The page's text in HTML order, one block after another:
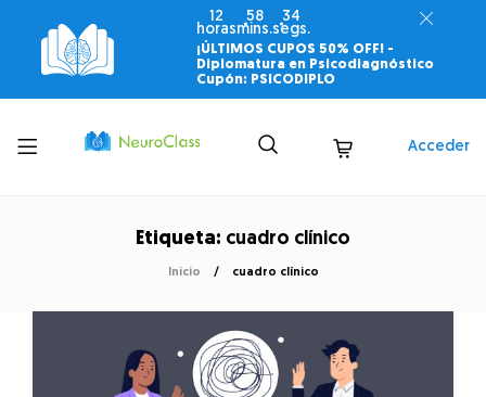
12
horas
58
mins.
33
segs.
¡ÚLTIMOS CUPOS 50% OFF! -
Diplomatura en Psicodiagnóstico
Cupón: PSICODIPLO
Toggle
menu
Acceder
Etiqueta: cuadro clínico
Inicio cuadro clínico